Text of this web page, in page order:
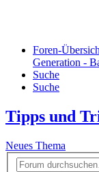
Foren-
Generation -
Suche
Suche
Tipps und
Neues Thema